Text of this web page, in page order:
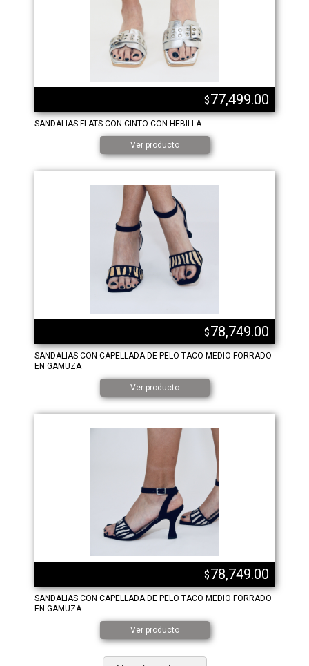
$77,499.00
SANDALIAS FLATS CON CINTO CON HEBILLA
Ver producto
$78,749.00
SANDALIAS CON CAPELLADA DE PELO TACO MEDIO FORRADO
EN GAMUZA
Ver producto
$78,749.00
SANDALIAS CON CAPELLADA DE PELO TACO MEDIO FORRADO
EN GAMUZA
Ver producto